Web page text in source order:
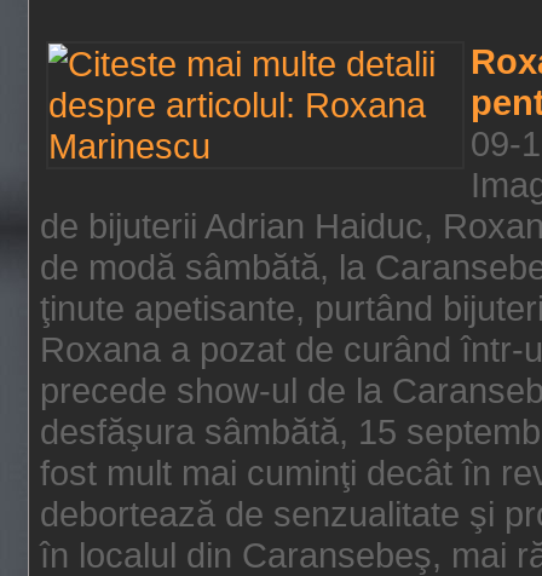
09-
de bijuterii Adrian Haiduc,
de modă sâmbătă, la
ţinute apetisante, purtând
Roxana a pozat de curând
precede show-ul de la
desfăşura sâmbătă, 15
fost mult mai cuminţi decât în
debortează de senzualitate şi
în localul din Caransebeş, mai